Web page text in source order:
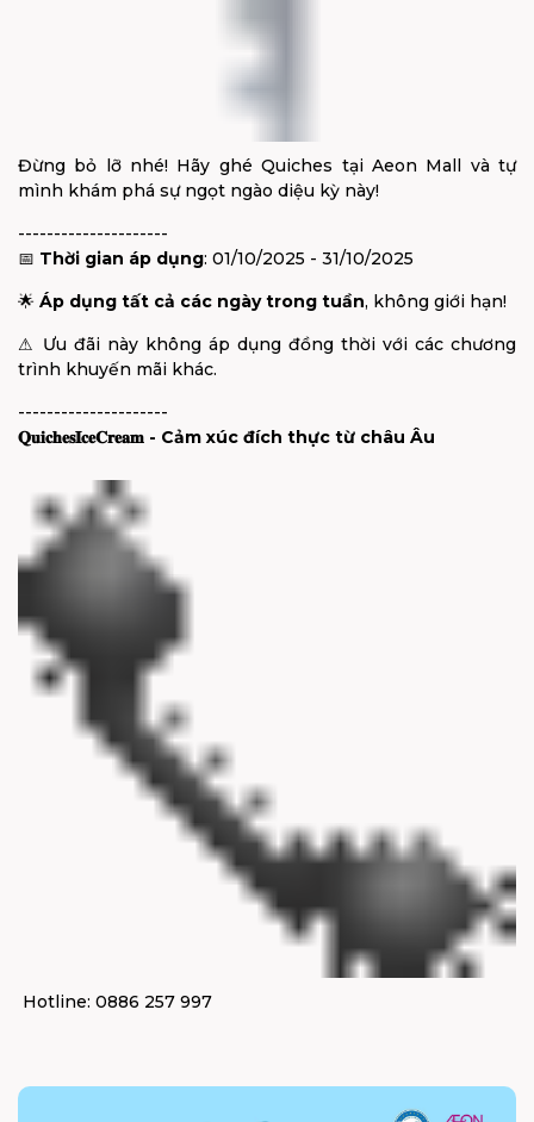
Đừng bỏ lỡ nhé! Hãy ghé Quiches tại Aeon Mall và tự
mình khám phá sự ngọt ngào diệu kỳ này!
---------------------
📅 Thời gian áp dụng: 01/10/2025 - 31/10/2025
🌟 Áp dụng tất cả các ngày trong tuần, không giới hạn!
⚠ Ưu đãi này không áp dụng đồng thời với các chương
trình khuyến mãi khác.
---------------------
𝐐𝐮𝐢𝐜𝐡𝐞𝐬𝐈𝐜𝐞𝐂𝐫𝐞𝐚𝐦 - Cảm xúc đích thực từ châu Âu
Hotline: 0886 257 997